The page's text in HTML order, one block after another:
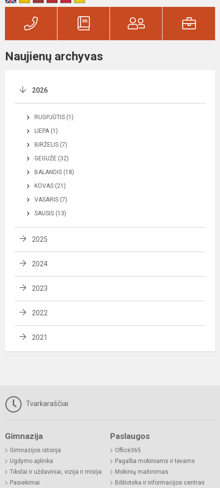
Naujienų archyvas
2026
RUGPJŪTIS (1)
LIEPA (1)
BIRŽELIS (7)
GEGUŽĖ (32)
BALANDIS (18)
KOVAS (21)
VASARIS (7)
SAUSIS (13)
2025
2024
2023
2022
2021
Tvarkaraščiai
Gimnazija
Gimnazijos istorija
Ugdymo aplinka
Tikslai ir uždaviniai, vizija ir misija
Pasiekimai
Paslaugos
Office365
Pagalba mokiniams ir tėvams
Mokinių maitinimas
Biblioteka ir informacijos centras